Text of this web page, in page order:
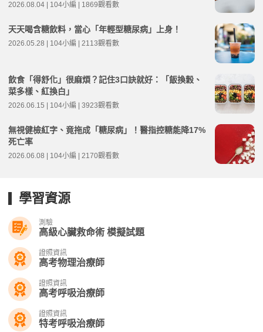
2026.08.04 | 104小編 | 1869觀看數
天天喝含糖飲料，當心「年輕型糖尿病」上身！
2026.05.28 | 104小編 | 2113觀看數
飲食「得舒化」很麻煩？記住3口訣就好：「飯換穀、
菜多樣、紅換白」
2026.06.15 | 104小編 | 3923觀看數
無視健檢紅字、竟拖成「糖尿病」！醫指控糖能降17%
死亡率
2026.06.08 | 104小編 | 2170觀看數
學習資源
測驗
高級心臟救命術 模擬試題
證照資訊
高考物理治療師
證照資訊
高考呼吸治療師
證照資訊
特考呼吸治療師